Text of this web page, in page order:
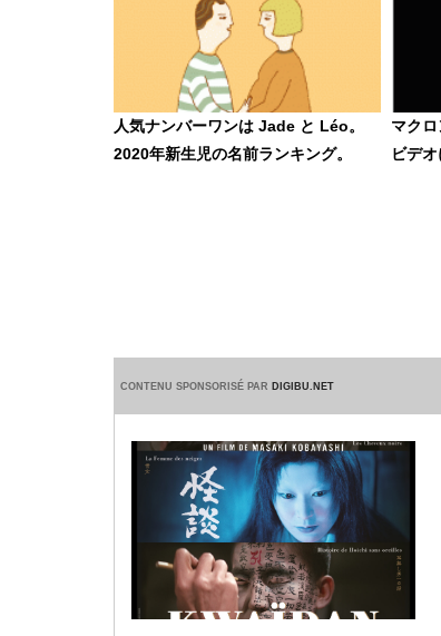
人気ナンバーワンは Jade と Léo。
2020年新生児の名前ランキング。
マク
ビデオ
CONTENU SPONSORISÉ PAR DIGIBU.NET